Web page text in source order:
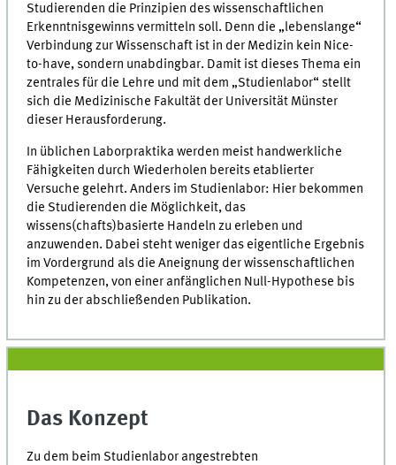
Studierenden die Prinzipien des wissenschaftlichen
Erkenntnisgewinns vermitteln soll. Denn die „lebenslange“
Verbindung zur Wissenschaft ist in der Medizin kein Nice-
to-have, sondern unabdingbar. Damit ist dieses Thema ein
zentrales für die Lehre und mit dem „Studienlabor“ stellt
sich die Medizinische Fakultät der Universität Münster
dieser Herausforderung.
In üblichen Laborpraktika werden meist handwerkliche
Fähigkeiten durch Wiederholen bereits etablierter
Versuche gelehrt. Anders im Studienlabor: Hier bekommen
die Studierenden die Möglichkeit, das
wissens(chafts)basierte Handeln zu erleben und
anzuwenden. Dabei steht weniger das eigentliche Ergebnis
im Vordergrund als die Aneignung der wissenschaftlichen
Kompetenzen, von einer anfänglichen Null-Hypothese bis
hin zu der abschließenden Publikation.
Das Konzept
Zu dem beim Studienlabor angestrebten